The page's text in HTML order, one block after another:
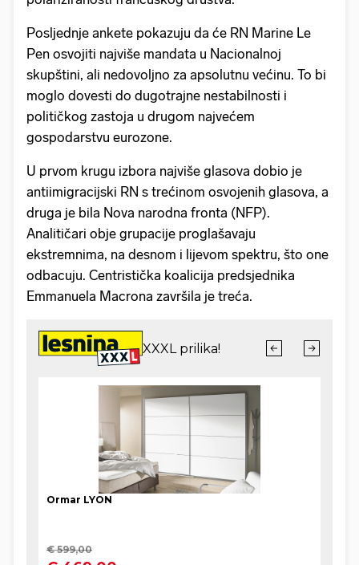
Posljednje ankete pokazuju da će RN Marine Le
Pen osvojiti najviše mandata u Nacionalnoj
skupštini, ali nedovoljno za apsolutnu većinu. To bi
moglo dovesti do dugotrajne nestabilnosti i
političkog zastoja u drugom najvećem
gospodarstvu eurozone.
U prvom krugu izbora najviše glasova dobio je
antiimigracijski RN s trećinom osvojenih glasova, a
druga je bila Nova narodna fronta (NFP).
Analitičari obje grupacije proglašavaju
ekstremnima, na desnom i lijevom spektru, što one
odbacuju. Centristička koalicija predsjednika
Emmanuela Macrona završila je treća.